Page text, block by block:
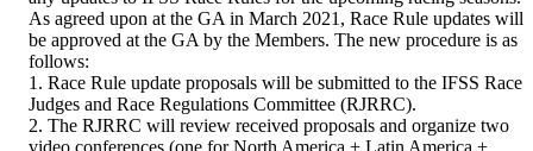
As agreed upon at the GA in March 2021, Race Rule updates will
be approved at the GA by the Members. The new procedure is as
follows:
1. Race Rule update proposals will be submitted to the IFSS Race
Judges and Race Regulations Committee (RJRRC).
2. The RJRRC will review received proposals and organize two
video conferences (one for North America + Latin America +